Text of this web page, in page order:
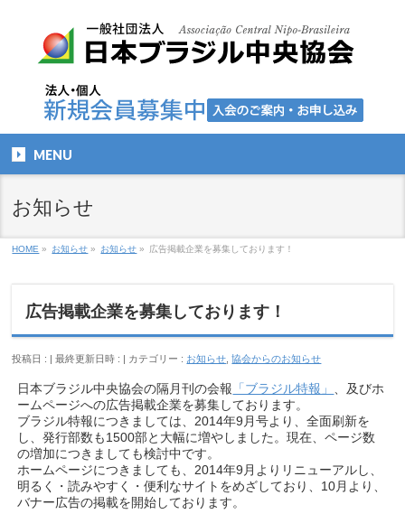
MENU
お知らせ
HOME » お知らせ » お知らせ » 広告掲載企業を募集しております！
広告掲載企業を募集しております！
投稿日 : 最終更新日時 : カテゴリー : お知らせ ,協会からのお知らせ
日本ブラジル中央協会の隔月刊の会報 「ブラジル特報」
、及びホ
ームページへの広告掲載企業を募集しております。
ブラジル特報につきましては、2014年9月号より、全面刷新を
し、発行部数も1500部と大幅に増やしました。現在、ページ数
の増加につきましても検討中です。
ホームページにつきましても、2014年9月よりリニューアルし、
明るく・読みやすく・便利なサイトをめざしており、10月より、
バナー広告の掲載を開始しております。